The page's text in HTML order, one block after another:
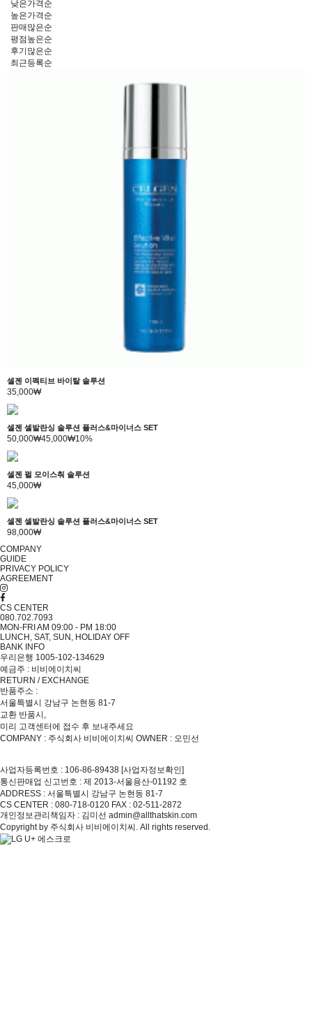
낮은가격순
높은가격순
판매많은순
평점높은순
후기많은순
최근등록순
셀젠 이펙티브 바이탈 솔루션
35,000₩
셀젠 셀발란싱 솔루션 플러스&마이너스 SET
50,000₩45,000₩10%
셀젠 펄 모이스춰 솔루션
45,000₩
셀젠 셀발란싱 솔루션 플러스&마이너스 SET
98,000₩
COMPANY
GUIDE
PRIVACY POLICY
AGREEMENT
CS CENTER
080.702.7093
MON-FRI AM 09:00 - PM 18:00
LUNCH, SAT, SUN, HOLIDAY OFF
BANK INFO
우리은행 1005-102-134629
예금주 : 비비에이치씨
RETURN / EXCHANGE
반품주소 :
서울특별시 강남구 논현동 81-7
교환 반품시,
미리 고객센터에 접수 후 보내주세요
COMPANY : 주식회사 비비에이치씨 OWNER : 오민선
사업자등록번호 : 106-86-89438 [사업자정보확인]
통신판매업 신고번호 : 제 2013-서울용산-01192 호
ADDRESS : 서울특별시 강남구 논현동 81-7
CS CENTER : 080-718-0120 FAX : 02-511-2872
개인정보관리책임자 : 김미선 admin@allthatskin.com
Copyright by 주식회사 비비에이치씨. All rights reserved.